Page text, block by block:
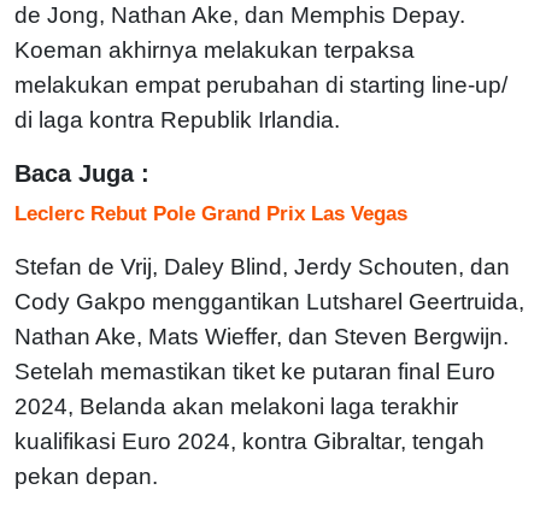
de Jong, Nathan Ake, dan Memphis Depay.
Koeman akhirnya melakukan terpaksa
melakukan empat perubahan di starting line-up/
di laga kontra Republik Irlandia.
Baca Juga :
Leclerc Rebut Pole Grand Prix Las Vegas
Stefan de Vrij, Daley Blind, Jerdy Schouten, dan
Cody Gakpo menggantikan Lutsharel Geertruida,
Nathan Ake, Mats Wieffer, dan Steven Bergwijn.
Setelah memastikan tiket ke putaran final Euro
2024, Belanda akan melakoni laga terakhir
kualifikasi Euro 2024, kontra Gibraltar, tengah
pekan depan.